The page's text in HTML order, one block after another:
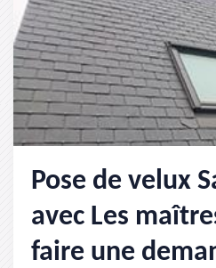
Pose de velux
avec Les
faire une